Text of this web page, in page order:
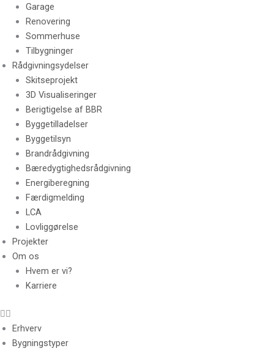
Garage
Renovering
Sommerhuse
Tilbygninger
Rådgivningsydelser
Skitseprojekt
3D Visualiseringer
Berigtigelse af BBR
Byggetilladelser
Byggetilsyn
Brandrådgivning
Bæredygtighedsrådgivning
Energiberegning
Færdigmelding
LCA
Lovliggørelse
Projekter
Om os
Hvem er vi?
Karriere
Erhverv
Bygningstyper